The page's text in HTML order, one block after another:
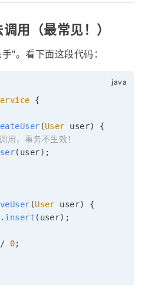
用（最常见！）
"。看下面这段代码：
{
(User user)
{
，事务不生效！
( user) ;
(User user)
{
. insert ( user) ;
/ 0;